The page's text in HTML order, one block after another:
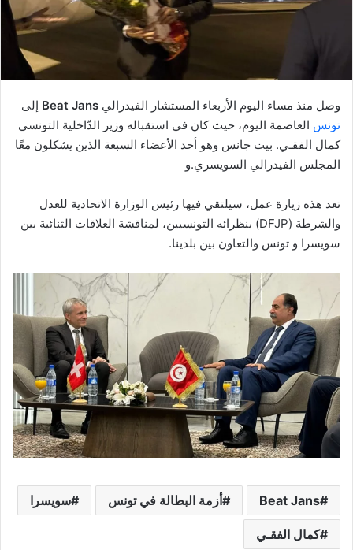
وصل منذ مساء اليوم الأربعاء المستشار الفيدرالي Beat Jans إلى
تونس العاصمة اليوم، حيث كان في استقباله وزير الدّاخلية التونسي
كمال الفقـي. بيت جانس وهو أحد الأعضاء السبعة الذين يشكلون معًا
المجلس الفيدرالي السويسري.و
تعد هذه زيارة عمل، سيلتقي فيها رئيس الوزارة الاتحادية للعدل
والشرطة (DFJP) بنظرائه التونسيين، لمناقشة العلاقات الثنائية بين
سويسرا و تونس والتعاون بين بلدينا.
Beat Jans أزمة البطالة في تونس سويسرا
كمال الفقـي